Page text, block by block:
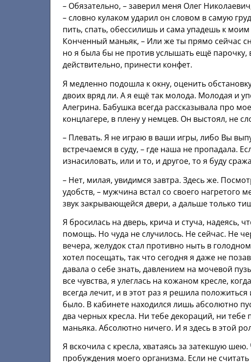
– Обязательно, – заверил меня Олег
– словно кулаком ударил он словом в самую
пить, спать, обессилишь и сама упадешь к
Конченный маньяк, – Или же ты прямо сейчас
но я была бы не против услышать ещё
действительно, принести конфет.
Я медленно подошла к окну, оценить
двоих вряд ли. А я ещё так молода. Молодая и
Алегрина. Бабушка всегда рассказывала про
концлагере, в плену у немцев. Он выстоял, не
– Плевать. Я не играю в ваши игры, либо Вы
встречаемся в суду, – где наша не пропадала.
изнасиловать, или и то, и другое, то я буду
– Нет, милая, увидимся завтра. Здесь же.
удобств, – мужчина встал со своего нагретого
звук закрывающейся двери, а дальше только
Я бросилась на дверь, крича и стуча, надеясь,
помощь. Но чуда не случилось. Не сейчас. Не
вечера, желудок стал противно ныть в
хотел посещать, так что сегодня я даже не
давала о себе знать, давлением на мочевой
все чувства, я улеглась на кожаном кресле,
всегда лечит, и в этот раз я решила
было. В кабинете находился лишь абсолютно
два черных кресла. Ни тебе декораций, ни
маньяка. Абсолютно ничего. И я здесь в этой
Я вскочила с кресла, хватаясь за затекшую
пробуждения моего организма. Если не